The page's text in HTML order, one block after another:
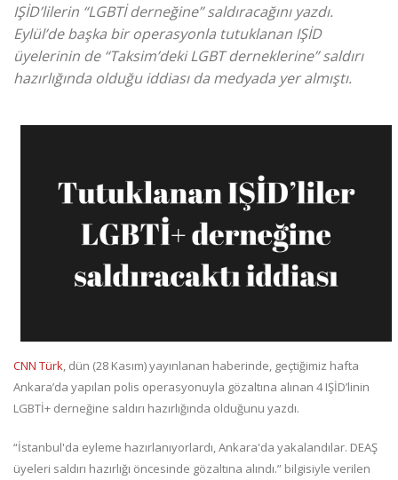
IŞİD’lilerin “LGBTİ derneğine” saldıracağını yazdı.
Eylül’de başka bir operasyonla tutuklanan IŞİD
üyelerinin de “Taksim’deki LGBT derneklerine” saldırı
hazırlığında olduğu iddiası da medyada yer almıştı.
CNN Türk, dün (28 Kasım) yayınlanan haberinde, geçtiğimiz hafta
Ankara’da yapılan polis operasyonuyla gözaltına alınan 4 IŞİD’linin
LGBTİ+ derneğine saldırı hazırlığında olduğunu yazdı.
“İstanbul'da eyleme hazırlanıyorlardı, Ankara'da yakalandılar. DEAŞ
üyeleri saldırı hazırlığı öncesinde gözaltına alındı.” bilgisiyle verilen